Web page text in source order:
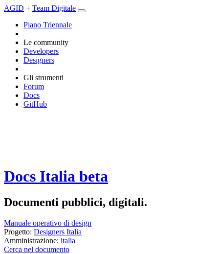
AGID + Team Digitale
Piano Triennale
Le community
Developers
Designers
Gli strumenti
Forum
Docs
GitHub
Docs Italia beta
Documenti pubblici, digitali.
Manuale operativo di design
Progetto: Designers Italia
Amministrazione: italia
Cerca nel documento